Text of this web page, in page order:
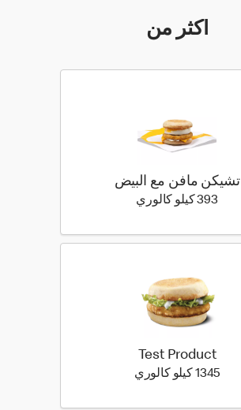
أكثر من
تشيكن مافن مع البيض
393 كيلو كالوري 393 كيلو سعرة حرارية
Test Product
1345 كيلو كالوري